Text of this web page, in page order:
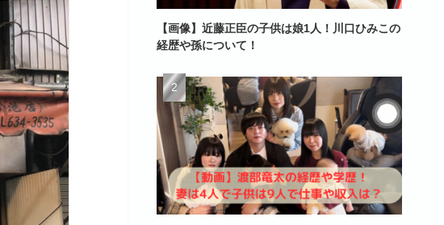
【画像】近藤正臣の子供は娘1人！川口ひみこの
経歴や孫について！